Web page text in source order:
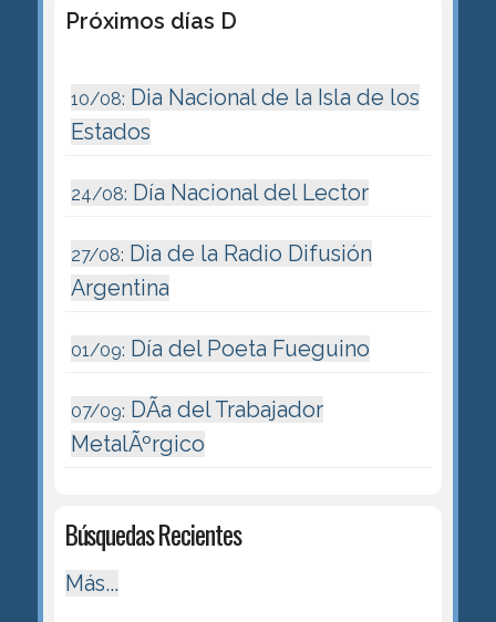
Próximos días D
10/08: Dia Nacional de la Isla de los
Estados
24/08: Día Nacional del Lector
27/08: Dia de la Radio Difusión
Argentina
01/09: Día del Poeta Fueguino
07/09: DÃ­a del Trabajador
MetalÃºrgico
Búsquedas Recientes
Más...